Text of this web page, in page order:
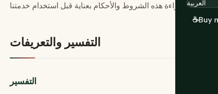
☕Buy
يرجى قراءة هذه الشروط والأحكام بعناية قبل استخدام خدمتنا.
التفسير والتعريفات
التفسير